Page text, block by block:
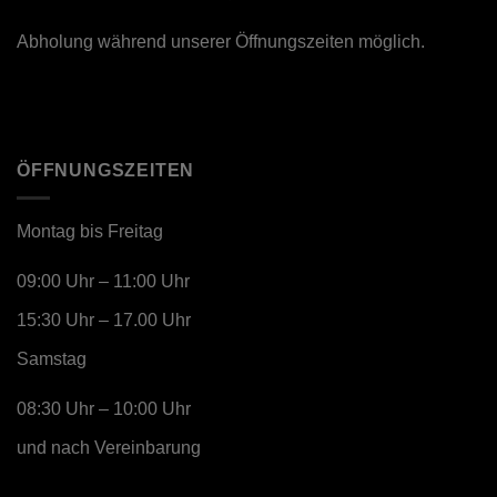
Abholung während unserer Öffnungszeiten möglich.
ÖFFNUNGSZEITEN
Montag bis Freitag
09:00 Uhr – 11:00 Uhr
15:30 Uhr – 17.00 Uhr
Samstag
08:30 Uhr – 10:00 Uhr
und nach Vereinbarung